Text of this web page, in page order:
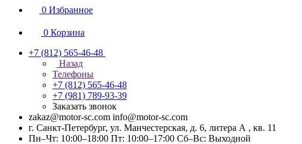
0 Избранное
0 Корзина
+7 (812) 565-46-48
Назад
Телефоны
+7 (812) 565-46-48
+7 (981) 789-93-39
Заказать звонок
zakaz@motor-sc.com info@motor-sc.com
г. Санкт-Петербург, ул. Манчестерская, д. 6, литера А , кв. 11
Пн–Чт: 10:00–18:00 Пт: 10:00–17:00 Сб–Вс: Выходной